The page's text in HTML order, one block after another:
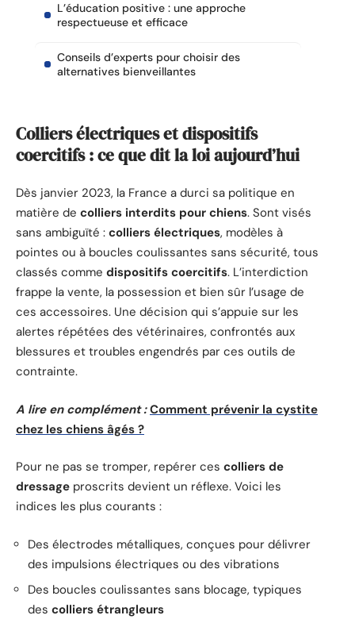
L’éducation positive : une approche
respectueuse et efficace
Conseils d’experts pour choisir des
alternatives bienveillantes
Colliers électriques et dispositifs
coercitifs : ce que dit la loi aujourd’hui
Dès janvier 2023, la France a durci sa politique en
matière de colliers interdits pour chiens. Sont visés
sans ambiguïté : colliers électriques, modèles à
pointes ou à boucles coulissantes sans sécurité, tous
classés comme dispositifs coercitifs. L’interdiction
frappe la vente, la possession et bien sûr l’usage de
ces accessoires. Une décision qui s’appuie sur les
alertes répétées des vétérinaires, confrontés aux
blessures et troubles engendrés par ces outils de
contrainte.
A lire en complément : Comment prévenir la cystite
chez les chiens âgés ?
Pour ne pas se tromper, repérer ces colliers de
dressage proscrits devient un réflexe. Voici les
indices les plus courants :
Des électrodes métalliques, conçues pour délivrer
des impulsions électriques ou des vibrations
Des boucles coulissantes sans blocage, typiques
des colliers étrangleurs